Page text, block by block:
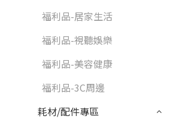
福利品-居家生活
福利品-視聽娛樂
福利品-美容健康
福利品-3C周邊
耗材/配件專區